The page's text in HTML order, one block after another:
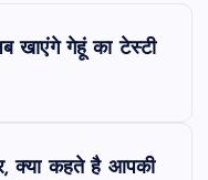
खाएंगे गेहूं का टेस्टी
क्या कहते है आपकी